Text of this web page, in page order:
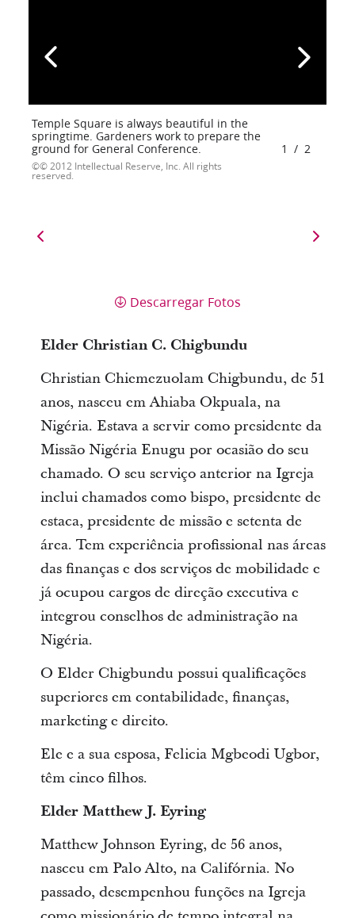
Temple Square is always beautiful in the
springtime. Gardeners work to prepare the
ground for General Conference.
© 2012 Intellectual Reserve, Inc. All rights
reserved.
1 / 2
Descarregar Fotos
Elder Christian C. Chigbundu
Christian Chiemezuolam Chigbundu, de 51
anos, nasceu em Ahiaba Okpuala, na
Nigéria. Estava a servir como presidente da
Missão Nigéria Enugu por ocasião do seu
chamado. O seu serviço anterior na Igreja
inclui chamados como bispo, presidente de
estaca, presidente de missão e setenta de
área. Tem experiência profissional nas áreas
das finanças e dos serviços de mobilidade e
já ocupou cargos de direção executiva e
integrou conselhos de administração na
Nigéria.
O Elder Chigbundu possui qualificações
superiores em contabilidade, finanças,
marketing e direito.
Ele e a sua esposa, Felicia Mgbeodi Ugbor,
têm cinco filhos.
Elder Matthew J. Eyring
Matthew Johnson Eyring, de 56 anos,
nasceu em Palo Alto, na Califórnia. No
passado, desempenhou funções na Igreja